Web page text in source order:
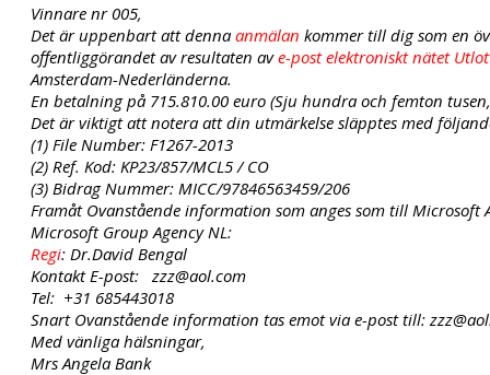
Vinnare nr 005,
Det är uppenbart att denna anmälan kommer till dig som en
offentliggörandet av resultaten ave-post elektroniskt nätet
Amsterdam-Nederländerna.
En betalning på 715.810.00 euro (Sju hundra och femton
Det är viktigt att notera att din utmärkelse släpptes med
(1) File Number: F1267-2013
(2) Ref. Kod: KP23/857/MCL5 / CO
(3) Bidrag Nummer: MICC/97846563459/206
Framåt Ovanstående information som anges som till Microsoft
Microsoft Group Agency NL:
Regi: Dr.David Bengal
Kontakt E-post: zzz@aol.com
Tel: +31 685443018
Snart Ovanstående information tas emot via e-post till:
Med vänliga hälsningar,
Mrs Angela Bank